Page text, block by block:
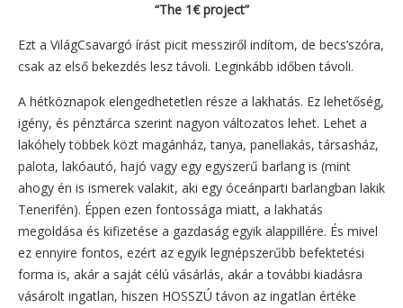
“The 1€ project”
Ezt a VilágCsavargó írást picit messziről indítom, de becs’szóra,
csak az első bekezdés lesz távoli. Leginkább időben távoli.
A hétköznapok elengedhetetlen része a lakhatás. Ez lehetőség,
igény, és pénztárca szerint nagyon változatos lehet. Lehet a
lakóhely többek közt magánház, tanya, panellakás, társasház,
palota, lakóautó, hajó vagy egy egyszerű barlang is (mint
ahogy én is ismerek valakit, aki egy óceánparti barlangban lakik
Tenerifén). Éppen ezen fontossága miatt, a lakhatás
megoldása és kifizetése a gazdaság egyik alappillére. És mivel
ez ennyire fontos, ezért az egyik legnépszerűbb befektetési
forma is, akár a saját célú vásárlás, akár a további kiadásra
vásárolt ingatlan, hiszen HOSSZÚ távon az ingatlan értéke